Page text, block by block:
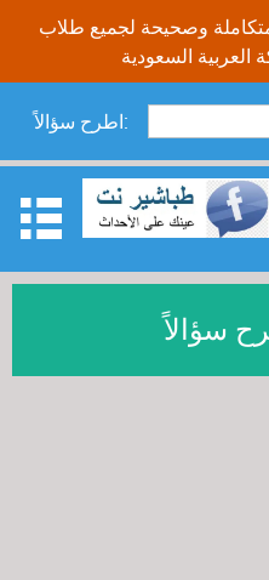
وصحيحة لجميع طلاب
اطرح سؤالاً:
سؤالاً